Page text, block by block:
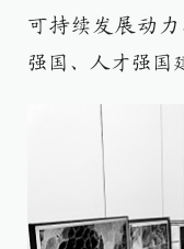
可持续发展动
强国、人才强国